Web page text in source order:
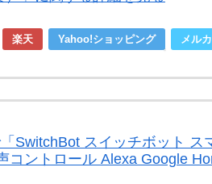
楽天 Yahoo!ショッピング メル
SwitchBot スイッチボット
コントロール Alexa Google